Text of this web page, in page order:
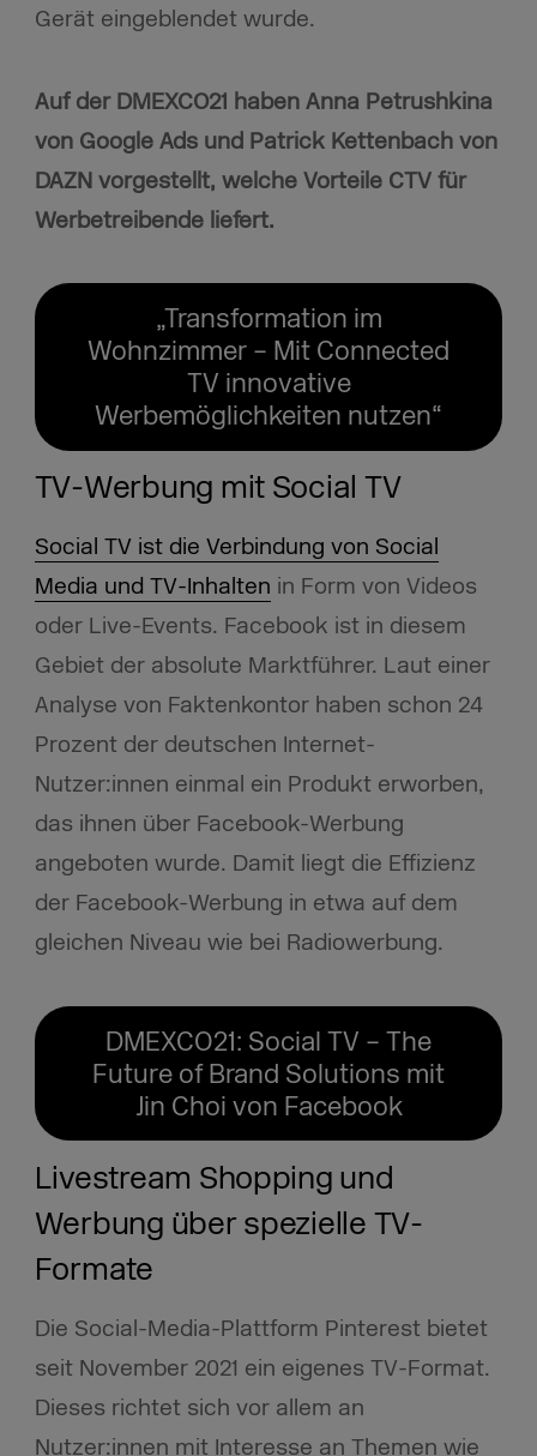
Gerät eingeblendet wurde.
Auf der DMEXCO21 haben Anna Petrushkina
von Google Ads und Patrick Kettenbach von
DAZN vorgestellt, welche Vorteile CTV für
Werbetreibende liefert.
„Transformation im
Wohnzimmer – Mit Connected
TV innovative
Werbemöglichkeiten nutzen“
TV-Werbung mit Social TV
Social TV ist die Verbindung von Social
Media und TV-Inhalten in Form von Videos
oder Live-Events. Facebook ist in diesem
Gebiet der absolute Marktführer. Laut einer
Analyse von Faktenkontor haben schon 24
Prozent der deutschen Internet-
Nutzer:innen einmal ein Produkt erworben,
das ihnen über Facebook-Werbung
angeboten wurde. Damit liegt die Effizienz
der Facebook-Werbung in etwa auf dem
gleichen Niveau wie bei Radiowerbung.
DMEXCO21: Social TV – The
Future of Brand Solutions mit
Jin Choi von Facebook
Livestream Shopping und
Werbung über spezielle TV-
Formate
Die Social-Media-Plattform Pinterest bietet
seit November 2021 ein eigenes TV-Format.
Dieses richtet sich vor allem an
Nutzer:innen mit Interesse an Themen wie